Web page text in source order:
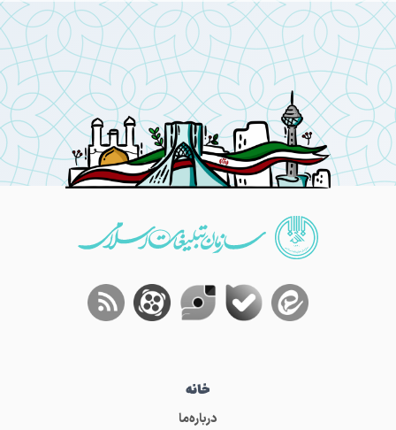
خانه
درباره‌ما